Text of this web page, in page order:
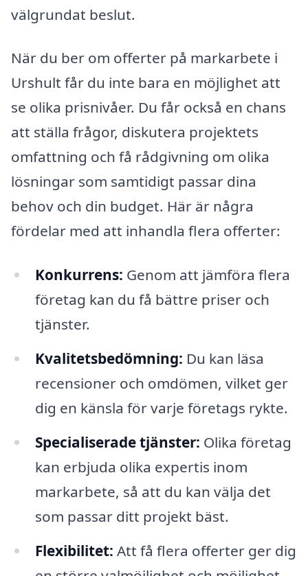
välgrundat beslut.
När du ber om offerter på markarbete i
Urshult får du inte bara en möjlighet att
se olika prisnivåer. Du får också en chans
att ställa frågor, diskutera projektets
omfattning och få rådgivning om olika
lösningar som samtidigt passar dina
behov och din budget. Här är några
fördelar med att inhandla flera offerter:
Konkurrens: Genom att jämföra flera
företag kan du få bättre priser och
tjänster.
Kvalitetsbedömning: Du kan läsa
recensioner och omdömen, vilket ger
dig en känsla för varje företags rykte.
Specialiserade tjänster: Olika företag
kan erbjuda olika expertis inom
markarbete, så att du kan välja det
som passar ditt projekt bäst.
Flexibilitet: Att få flera offerter ger dig